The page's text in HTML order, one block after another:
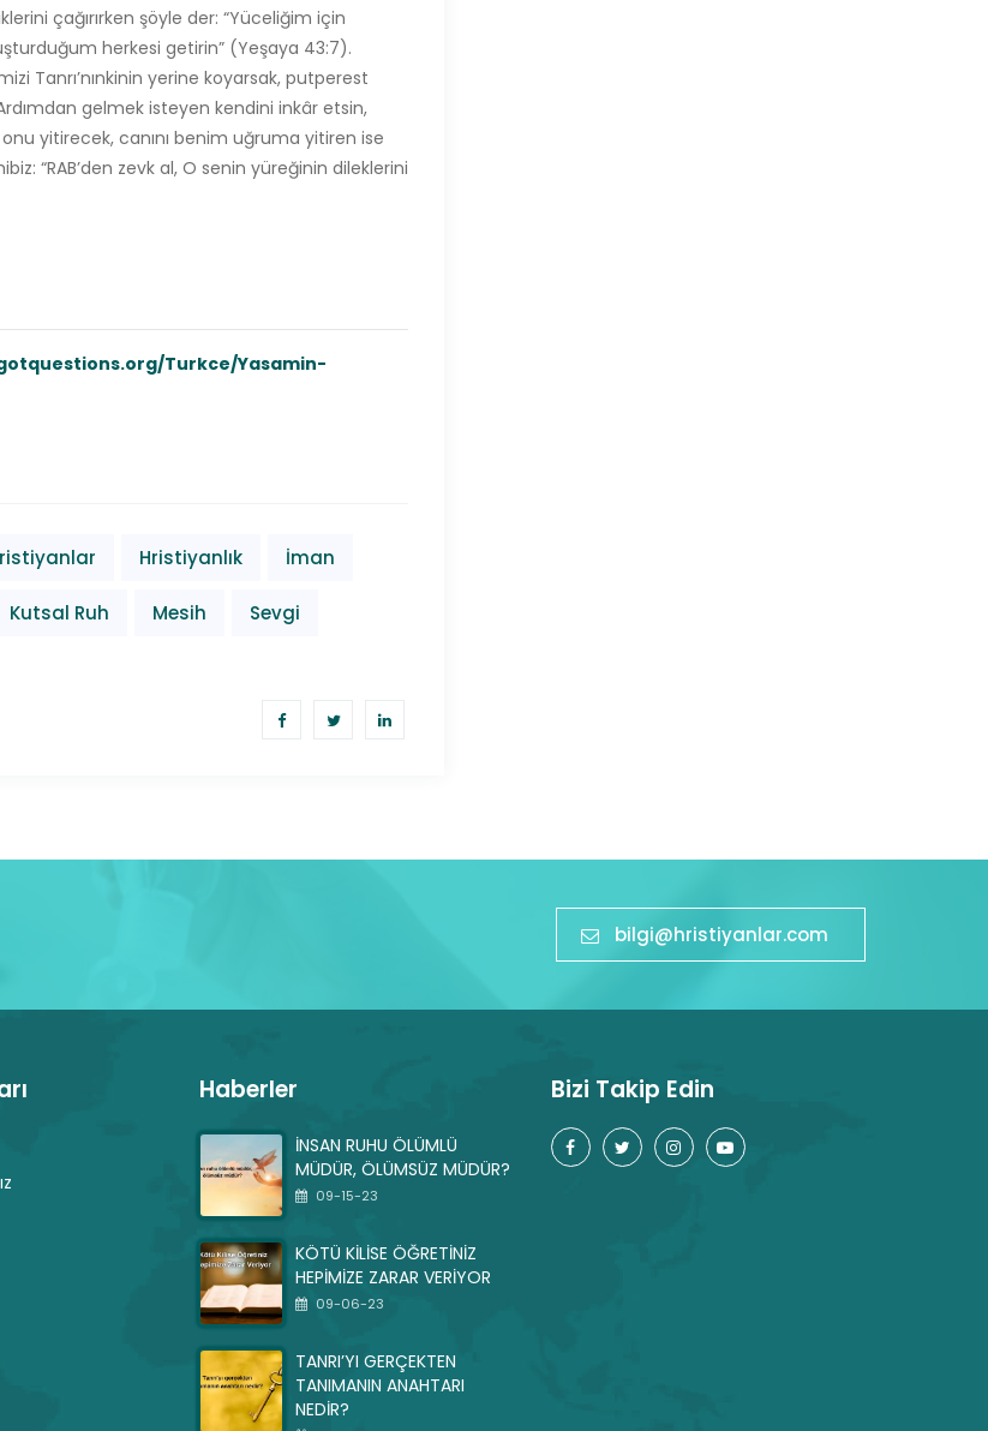
çağırırken şöyle der: “Yüceliğim için
herkesi getirin” (Yeşaya 43:7).
Tanrı’nınkinin yerine koyarsak, putperest
gelmek isteyen kendini inkâr etsin,
yitirecek, canını benim uğruma yitiren ise
“RAB’den zevk al, O senin yüreğinin dileklerini
Turkce/Yasamin-
Hristiyanlık İman
Kutsal Ruh Mesih Sevgi
bilgi@hristiyanlar.com
Haberler
İNSAN RUHU ÖLÜMLÜ
MÜDÜR, ÖLÜMSÜZ MÜDÜR?
09-15-23
KÖTÜ KİLİSE ÖĞRETİNİZ
HEPİMİZE ZARAR VERİYOR
09-06-23
TANRI’YI GERÇEKTEN
TANIMANIN ANAHTARI
NEDİR?
Bizi Takip Edin